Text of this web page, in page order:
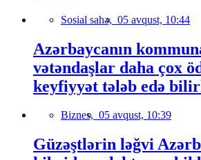
Sosial sahə, 05 avqust, 10:44
Azərbaycanın
vətəndaşlar daha çox
keyfiyyət tələb edə
Biznes, 05 avqust, 10:39
Güzəştlərin ləğvi